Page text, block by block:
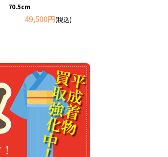
70.5cm
49,500円(税込)